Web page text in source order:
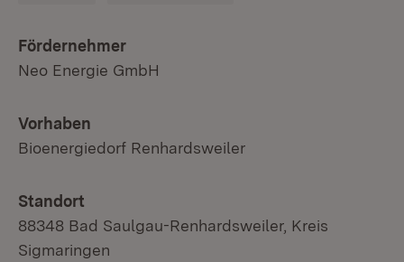
Fördernehmer
Neo Energie GmbH
Vorhaben
Bioenergiedorf Renhardsweiler
Standort
88348 Bad Saulgau-Renhardsweiler, Kreis
Sigmaringen